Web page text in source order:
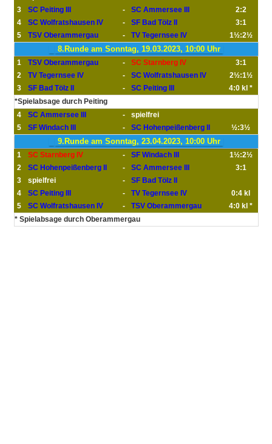
3
SC Peiting III - SC Ammersee III
2:2
4
SC Wolfratshausen IV - SF Bad Tölz II
3:1
5
TSV Oberammergau - TV Tegernsee IV 1½:2½
8.Runde am Sonntag, 19.03.2023, 10:00 Uhr
1 TSV Oberammergau - SC Starnberg IV
3:1
2
TV Tegernsee IV - SC Wolfratshausen IV
2½:1½
3
SF Bad Tölz II - SC Peiting III
4:0 kl *
*Spielabsage durch Peiting
4
SC Ammersee III -
spielfrei
5
SF Windach III - SC Hohenpeißenberg II ½:3½
9.Runde am Sonntag, 23.04.2023, 10:00 Uhr
1 SC Starnberg IV - SF Windach III
1½:2½
2
SC Hohenpeißenberg II - SC Ammersee III
3:1
3
spielfrei -
SF Bad Tölz II
4
SC Peiting III - TV Tegernsee IV
0:4 kl
5
SC Wolfratshausen IV - TSV Oberammergau
4:0 kl *
* Spielabsage durch Oberammergau